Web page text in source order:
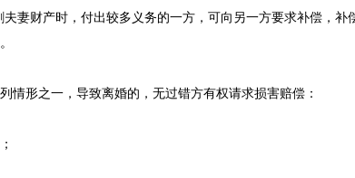
妻财产时，付出较多义务的一方，可向另一方要求补偿，
形之一，导致离婚的，无过错方有权请求损害赔偿：